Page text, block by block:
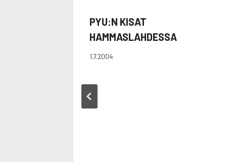
PYU:N KISAT
HAMMASLAHDESSA
1.7.2004